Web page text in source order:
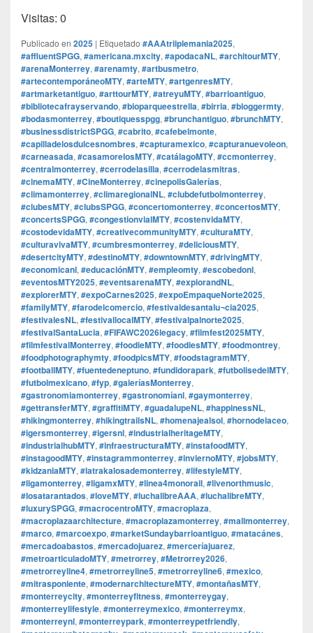
Visitas: 0
Publicado en 2025 | Etiquetado #AAAtriiplemania2025,
#affluentSPGG, #americana.mxcity, #apodacaNL, #architourMTY,
#arenaMonterrey, #arenamty, #artbusmetro,
#artecontemporáneoMTY, #arteMTY, #artgenresMTY,
#artmarketantiguo, #arttourMTY, #atreyuMTY, #barrioantiguo,
#bibliotecafrayservando, #bioparqueestrella, #birria, #bloggermty,
#bodasmonterrey, #boutiquesspgg, #brunchantiguo, #brunchMTY,
#businessdistrictSPGG, #cabrito, #cafebelmonte,
#capilladelosdulcesnombres, #capturamexico, #capturanuevoleon,
#carneasada, #casamorelosMTY, #catálagoMTY, #ccmonterrey,
#centralmonterrey, #cerrodelasilla, #cerrodelasmitras,
#cinemaMTY, #CineMonterrey, #cinepolisGalerías,
#climamonterrey, #climaregionalNL, #clubdefutbolmonterrey,
#clubesMTY, #clubsSPGG, #concertomonterrey, #concertosMTY,
#concertsSPGG, #congestionvialMTY, #costenvidaMTY,
#costodevidaMTY, #creativecommunityMTY, #culturaMTY,
#culturavivaMTY, #cumbresmonterrey, #deliciousMTY,
#desertcityMTY, #destinoMTY, #downtownMTY, #drivingMTY,
#economicanl, #educaciónMTY, #empleomty, #escobedonl,
#eventosMTY2025, #eventsarenaMTY, #explorandNL,
#explorerMTY, #expoCarnes2025, #expoEmpaqueNorte2025,
#familyMTY, #farodelcomercio, #festivaldesantalu¬cia2025,
#festivalesNL, #festivallocalMTY, #festivalpalnorte2025,
#festivalSantaLucia, #FIFAWC2026legacy, #filmfest2025MTY,
#filmfestivalMonterrey, #foodieMTY, #foodiesMTY, #foodmontrey,
#foodphotographymty, #foodpicsMTY, #foodstagramMTY,
#footballMTY, #fuentedeneptuno, #fundidorapark, #futbolisedelMTY,
#futbolmexicano, #fyp, #galeríasMonterrey,
#gastronomiamonterrey, #gastronomíanl, #gaymonterrey,
#gettransferMTY, #graffitiMTY, #guadalupeNL, #happinessNL,
#hikingmonterrey, #hikingtrailsNL, #homenajealsol, #hornodelaceo,
#igersmonterrey, #igersnl, #industrialheritageMTY,
#industrialhubMTY, #infraestructuraMTY, #instafoodMTY,
#instagoodMTY, #instagrammonterrey, #inviernoMTY, #jobsMTY,
#kidzaniaMTY, #latrakalosademonterrey, #lifestyleMTY,
#ligamonterrey, #ligamxMTY, #linea4monorail, #livenorthmusic,
#losatarantados, #loveMTY, #luchalibreAAA, #luchalibreMTY,
#luxurySPGG, #macrocentroMTY, #macroplaza,
#macroplazaarchitecture, #macroplazamonterrey, #mallmonterrey,
#marco, #marcoexpo, #marketSundaybarrioantiguo, #matacánes,
#mercadoabastos, #mercadojuarez, #merceríajuarez,
#metroarticuladoMTY, #metrorrey, #Metrorrey2026,
#metrorreyline4, #metrorreyline5, #metrorreyline6, #mexico,
#mitrasponiente, #modernarchitectureMTY, #montañasMTY,
#monterreycity, #monterreyfitness, #monterreygay,
#monterreylifestyle, #monterreymexico, #monterreymx,
#monterreynl, #monterreypark, #monterreypetfriendly,